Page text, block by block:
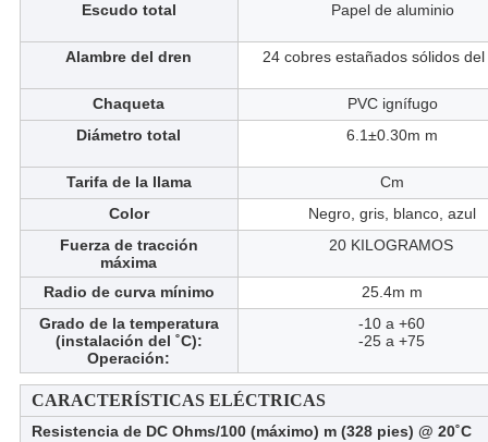
Escudo total
Papel de aluminio
Alambre del dren 24 cobres estañados sólidos del
Chaqueta
PVC ignífugo
Diámetro total
6.1±0.30m m
Tarifa de la llama
Cm
Color
Negro, gris, blanco, azul
Fuerza de tracción
máxima
20 KILOGRAMOS
Radio de curva mínimo
25.4m m
Grado de la temperatura
(instalación del ˚C):
Operación:
-10 a +60
-25 a +75
CARACTERÍSTICAS ELÉCTRICAS
Resistencia de DC Ohms/100 (máximo) m (328 pies) @ 20˚C